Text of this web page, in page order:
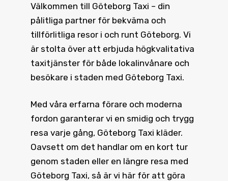
Välkommen till Göteborg Taxi – din
pålitliga partner för bekväma och
tillförlitliga resor i och runt Göteborg. Vi
är stolta över att erbjuda högkvalitativa
taxitjänster för både lokalinvånare och
besökare i staden med Göteborg Taxi.
Med våra erfarna förare och moderna
fordon garanterar vi en smidig och trygg
resa varje gång, Göteborg Taxi kläder.
Oavsett om det handlar om en kort tur
genom staden eller en längre resa med
Göteborg Taxi, så är vi här för att göra